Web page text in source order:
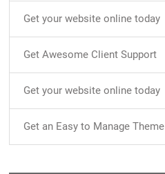
Get your website online today
Get Awesome Client Support
Get your website online today
Get an Easy to Manage Theme